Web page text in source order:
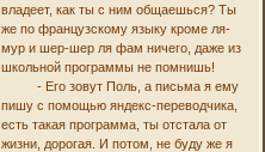
владеет, как ты с ним общаешься? Ты
же по французскому языку кроме ля-
мур и шер-шер ля фам ничего, даже из
школьной программы не помнишь!
- Его зовут Поль, а письма я ему
пишу с помощью яндекс-переводчика,
есть такая программа, ты отстала от
жизни, дорогая. И потом, не буду же я